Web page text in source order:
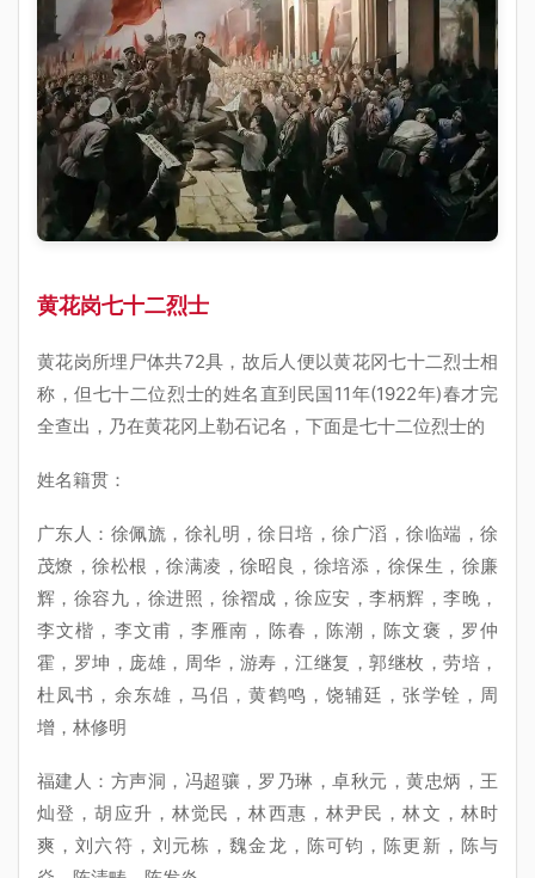
黄花岗七十二烈士
黄花岗所埋尸体共72具，故后人便以黄花冈七十二烈士相
称，但七十二位烈士的姓名直到民国11年(1922年)春才完
全查出，乃在黄花冈上勒石记名，下面是七十二位烈士的
姓名籍贯：
广东人：徐佩旒，徐礼明，徐日培，徐广滔，徐临端，徐
茂燎，徐松根，徐满凌，徐昭良，徐培添，徐保生，徐廉
辉，徐容九，徐进照，徐褶成，徐应安，李柄辉，李晚，
李文楷，李文甫，李雁南，陈春，陈潮，陈文褒，罗仲
霍，罗坤，庞雄，周华，游寿，江继复，郭继枚，劳培，
杜凤书，余东雄，马侣，黄鹤鸣，饶辅廷，张学铨，周
增，林修明
福建人：方声洞，冯超骧，罗乃琳，卓秋元，黄忠炳，王
灿登，胡应升，林觉民，林西惠，林尹民，林文，林时
爽，刘六符，刘元栋，魏金龙，陈可钧，陈更新，陈与